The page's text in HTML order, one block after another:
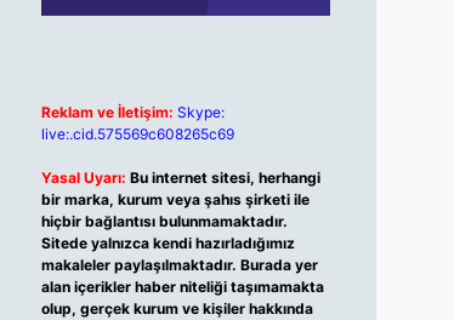
Reklam ve İletişim: Skype:
live:.cid.575569c608265c69
Yasal Uyarı: Bu internet sitesi, herhangi
bir marka, kurum veya şahıs şirketi ile
hiçbir bağlantısı bulunmamaktadır.
Sitede yalnızca kendi hazırladığımız
makaleler paylaşılmaktadır. Burada yer
alan içerikler haber niteliği taşımamakta
olup, gerçek kurum ve kişiler hakkında